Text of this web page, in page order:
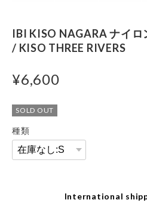
IBI KISO NAGARA ナイ
/ KISO THREE RIVERS
¥6,600
SOLD OUT
種類
International